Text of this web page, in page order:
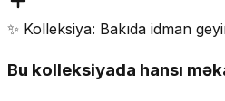
✨ Kolleksiya: Bakıda idman
Bu kolleksiyada hansı